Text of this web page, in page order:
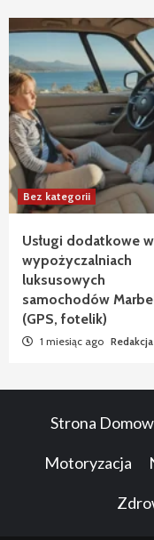
Bez kategorii
Usługi dodatkowe w
wypożyczalniach
luksusowych
samochodów
(GPS, fotelik)
1 miesiąc ago Redakcja
Strona
Motoryzacja